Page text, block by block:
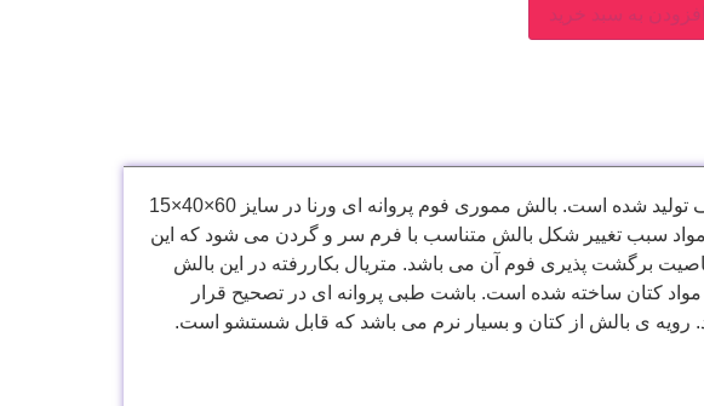
افزودن به سبد خرید
امروزه با پیشرفت علم، بالش های طبی متناسب با نیازمندی های افراد در مدل ها و سایز های مختلف تولید شده است. بالش مموری فوم پروانه ای ورنا در سایز 60×40×15
سبب تغییر شکل بالش متناسب با فرم سر و گردن می شود که این
برگشت پذیری فوم آن می باشد. متریال بکاررفته در این بالش
کتان ساخته شده است. باشت طبی پروانه ای در تصحیح قرار
ی بالش از کتان و بسیار نرم می باشد که قابل شستشو است.